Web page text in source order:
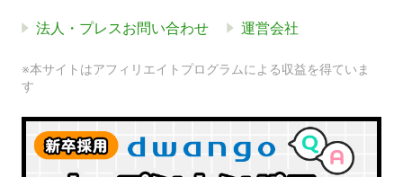
法人・プレスお問い合わせ 運営会社
※本サイトはアフィリエイトプログラムによる収益を得ていま
す